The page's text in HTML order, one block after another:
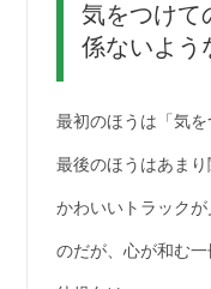
気をつけて
係ないよう
最初のほうは「気を
最後のほうはあまり
かわいいトラック
のだが、心が和む一